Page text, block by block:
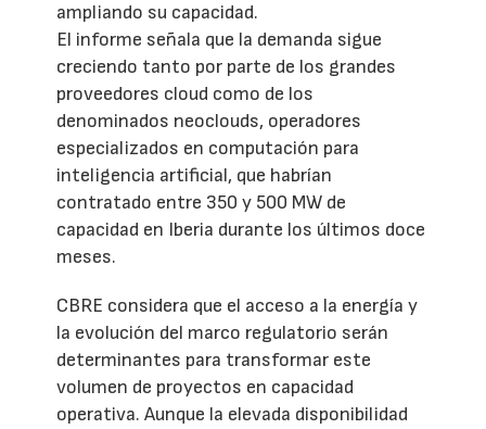
ampliando su capacidad.
El informe señala que la demanda sigue
creciendo tanto por parte de los grandes
proveedores cloud como de los
denominados neoclouds, operadores
especializados en computación para
inteligencia artificial, que habrían
contratado entre 350 y 500 MW de
capacidad en Iberia durante los últimos doce
meses.
CBRE considera que el acceso a la energía y
la evolución del marco regulatorio serán
determinantes para transformar este
volumen de proyectos en capacidad
operativa. Aunque la elevada disponibilidad